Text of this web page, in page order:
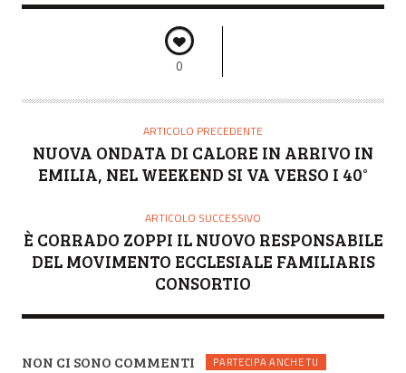
0
ARTICOLO PRECEDENTE
NUOVA ONDATA DI CALORE IN ARRIVO IN
EMILIA, NEL WEEKEND SI VA VERSO I 40°
ARTICOLO SUCCESSIVO
È CORRADO ZOPPI IL NUOVO RESPONSABILE
DEL MOVIMENTO ECCLESIALE FAMILIARIS
CONSORTIO
NON CI SONO COMMENTI PARTECIPA ANCHE TU